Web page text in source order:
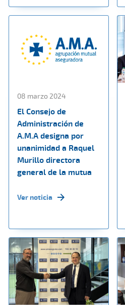
08 marzo 2024
El Consejo de
Administración de
A.M.A designa por
unanimidad a Raquel
Murillo directora
general de la mutua
Ver noticia